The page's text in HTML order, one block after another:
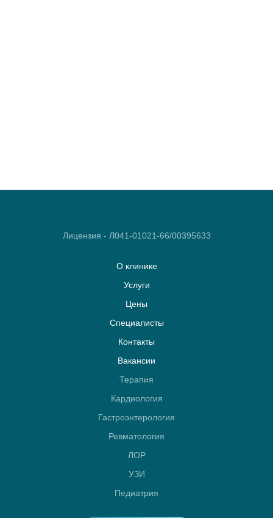
Лицензия - Л041-01021-66/00395633
О клинике
Услуги
Цены
Специалисты
Контакты
Вакансии
Терапия
Кардиология
Гастроэнтерология
Ревматология
ЛОР
УЗИ
Педиатрия